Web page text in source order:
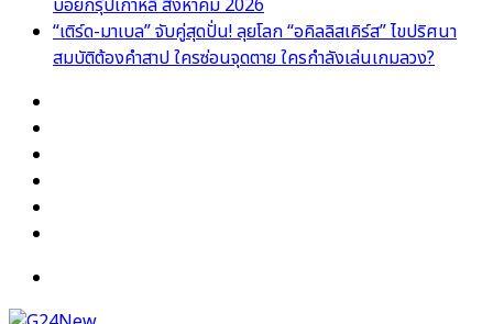
บอยกรุ๊ปเกาหลี สิงหาคม 2026
“เติร์ด-มาเบล” จับคู่สุดปั่น! ลุยโลก “อคิลลิสเคิร์ส” ไขปริศนา
สมบัติต้องคำสาป ใครซ่อนจุดตาย ใครกำลังเล่นเกมลวง?